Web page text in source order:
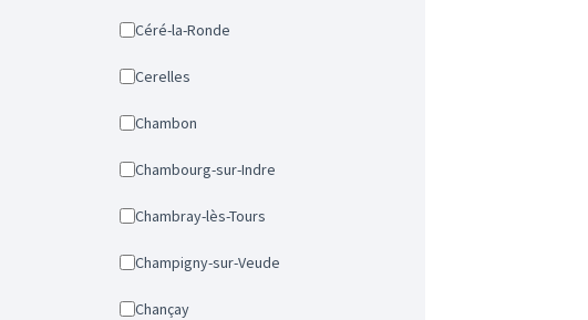
Céré-la-Ronde
Cerelles
Chambon
Chambourg-sur-Indre
Chambray-lès-Tours
Champigny-sur-Veude
Chançay